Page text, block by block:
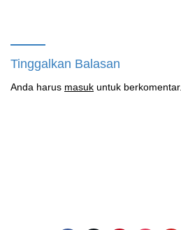
Tinggalkan Balasan
Anda harus masuk untuk berkomentar.